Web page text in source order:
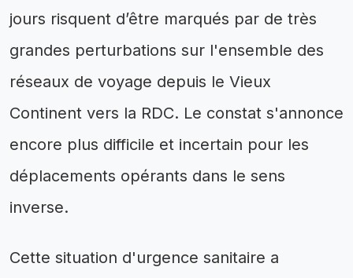
jours risquent d’être marqués par de très
grandes perturbations sur l'ensemble des
réseaux de voyage depuis le Vieux
Continent vers la RDC. Le constat s'annonce
encore plus difficile et incertain pour les
déplacements opérants dans le sens
inverse.
Cette situation d'urgence sanitaire a